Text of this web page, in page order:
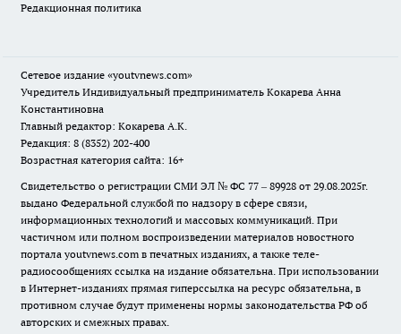
Редакционная политика
Сетевое издание «youtvnews.com»
Учредитель Индивидуальный предприниматель Кокарева Анна
Константиновна
Главный редактор: Кокарева А.К.
Редакция: 8 (8352) 202-400
Возрастная категория сайта: 16+
Свидетельство о регистрации СМИ ЭЛ № ФС 77 – 89928 от 29.08.2025г.
выдано Федеральной службой по надзору в сфере связи,
информационных технологий и массовых коммуникаций. При
частичном или полном воспроизведении материалов новостного
портала youtvnews.com в печатных изданиях, а также теле-
радиосообщениях ссылка на издание обязательна. При использовании
в Интернет-изданиях прямая гиперссылка на ресурс обязательна, в
противном случае будут применены нормы законодательства РФ об
авторских и смежных правах.